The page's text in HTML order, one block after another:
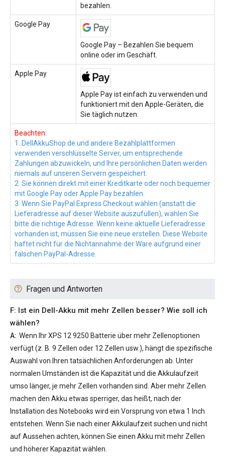
bezahlen.
Google Pay
Google Pay – Bezahlen Sie bequem
online oder im Geschäft.
Apple Pay
Apple Pay ist einfach zu verwenden und
funktioniert mit den Apple-Geräten, die
Sie täglich nutzen.
Beachten:
1. DellAkkuShop.de und andere Bezahlplattformen
verwenden verschlüsselte Server, um entsprechende
Zahlungen abzuwickeln, und Ihre persönlichen Daten werden
niemals auf unseren Servern gespeichert.
2. Sie können direkt mit einer Kreditkarte oder noch bequemer
mit Google Pay oder Apple Pay bezahlen.
3. Wenn Sie PayPal Express Checkout wählen (anstatt die
Lieferadresse auf dieser Website auszufüllen), wählen Sie
bitte die richtige Adresse. Wenn keine aktuelle Lieferadresse
vorhanden ist, müssen Sie eine neue erstellen. Diese Website
haftet nicht für die Nichtannahme der Ware aufgrund einer
falschen PayPal-Adresse.
Fragen und Antworten
F: Ist ein Dell-Akku mit mehr Zellen besser? Wie soll ich
wählen?
A: Wenn IhrXPS 12 9250 Batterie über mehr Zellenoptionen
verfügt (z. B. 9 Zellen oder 12 Zellen usw.), hängt die spezifische
Auswahl von Ihren tatsächlichen Anforderungen ab. Unter
normalen Umständen ist die Kapazität und die Akkulaufzeit
umso länger, je mehr Zellen vorhanden sind. Aber mehr Zellen
machen den Akku etwas sperriger, das heißt, nach der
Installation des Notebooks wird ein Vorsprung von etwa 1 Inch
entstehen. Wenn Sie nach einer Akkulaufzeit suchen und nicht
auf Aussehen achten, können Sie einen Akku mit mehr Zellen
und höherer Kapazität wählen.